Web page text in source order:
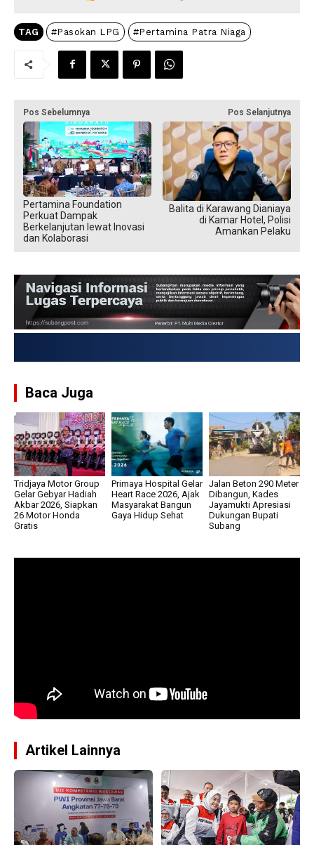
TAG #Pasokan LPG #Pertamina Patra Niaga
Pos Sebelumnya
Pertamina Foundation
Perkuat Dampak
Berkelanjutan lewat Inovasi
dan Kolaborasi
Pos Selanjutnya
​Balita di Karawang Dianiaya
di Kamar Hotel, Polisi
Amankan Pelaku
Baca Juga
Tridjaya Motor Group
Gelar Gebyar Hadiah
Akbar 2026, Siapkan
26 Motor Honda
Gratis
Primaya Hospital Gelar
Heart Race 2026, Ajak
Masyarakat Bangun
Gaya Hidup Sehat
Jalan Beton 290 Meter
Dibangun, Kades
Jayamukti Apresiasi
Dukungan Bupati
Subang
Artikel Lainnya